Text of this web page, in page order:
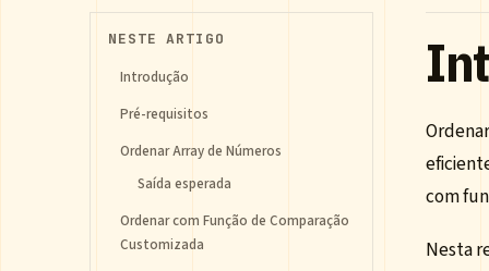
NESTE ARTIGO
Introdução
Pré-requisitos
Ordenar Array de Números
Saída esperada
Ordenar com Função de Comparação
Customizada
com
Nesta